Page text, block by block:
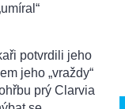
potvrdili jeho
jeho „vraždy“
prý Clarvia